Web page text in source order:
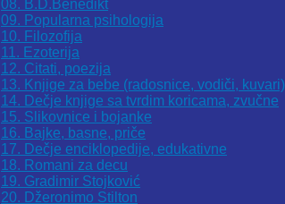
08. B.D.Benedikt
09. Popularna psihologija
10. Filozofija
11. Ezoterija
12. Citati, poezija
13. Knjige za bebe (radosnice, vodiči, kuvari)
14. Dečje knjige sa tvrdim koricama, zvučne
15. Slikovnice i bojanke
16. Bajke, basne, priče
17. Dečje enciklopedije, edukativne
18. Romani za decu
19. Gradimir Stojković
20. Džeronimo Stilton